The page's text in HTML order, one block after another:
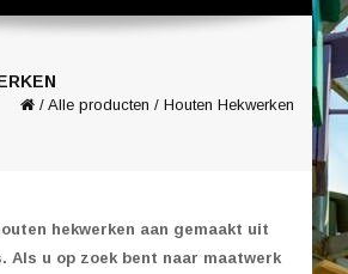
/ Alle producten / Houten Hekwerken
hekwerken aan gemaakt uit
Als u op zoek bent naar maatwerk